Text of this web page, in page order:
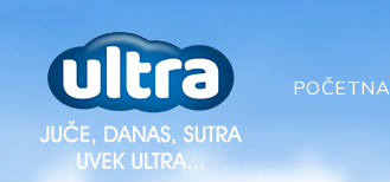
POČETNA